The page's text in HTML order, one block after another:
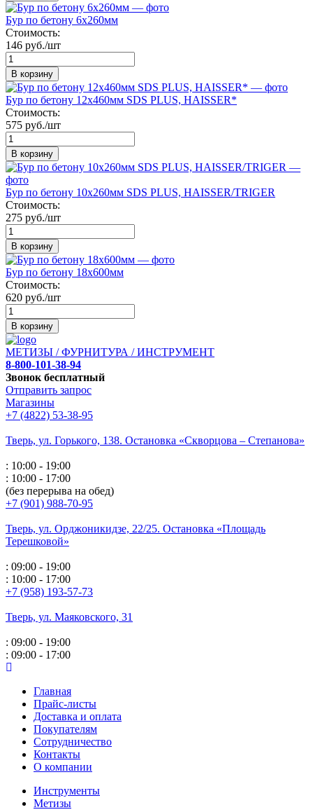
Бур по бетону 6х260мм
Стоимость:
146 руб./шт
В корзину
Бур по бетону 12х460мм SDS PLUS, HAISSER*
Стоимость:
575 руб./шт
В корзину
Бур по бетону 10х260мм SDS PLUS, HAISSER/TRIGER
Стоимость:
275 руб./шт
В корзину
Бур по бетону 18х600мм
Стоимость:
620 руб./шт
В корзину
МЕТИЗЫ / ФУРНИТУРА / ИНСТРУМЕНТ
8-800-101-38-94
Звонок бесплатный
Отправить запрос
Магазины
+7 (4822) 53-38-95
Тверь, ул. Горького, 138. Остановка «Скворцова – Степанова»
: 10:00 - 19:00
: 10:00 - 17:00
(без перерыва на обед)
+7 (901) 988-70-95
Тверь, ул. Орджоникидзе, 22/25. Остановка «Площадь
Терешковой»
: 09:00 - 19:00
: 10:00 - 17:00
+7 (958) 193-57-73
Тверь, ул. Маяковского, 31
: 09:00 - 19:00
: 09:00 - 17:00
Главная
Прайс-листы
Доставка и оплата
Покупателям
Сотрудничество
Контакты
О компании
Инструменты
Метизы